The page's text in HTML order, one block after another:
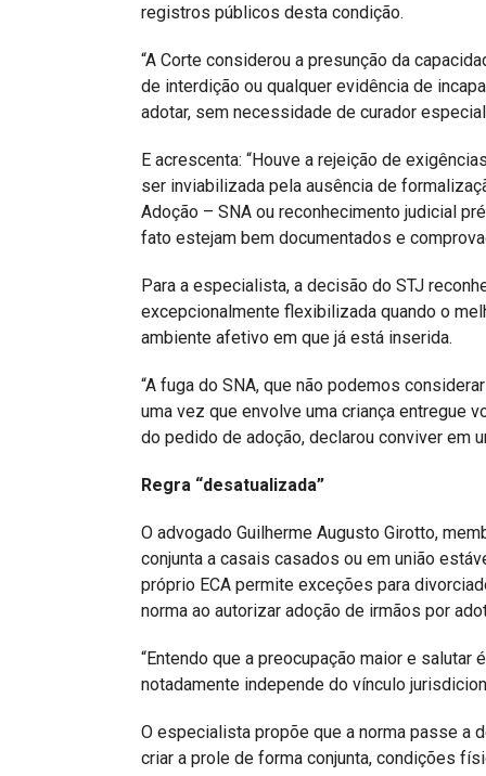
registros públicos desta condição.
“A Corte considerou a presunção da
de interdição ou qualquer evidência de
adotar, sem necessidade de curador
E acrescenta: “Houve a rejeição de
ser inviabilizada pela ausência de
Adoção – SNA ou reconhecimento judicial
fato estejam bem documentados e
Para a especialista, a decisão do STJ
excepcionalmente flexibilizada quando o
ambiente afetivo em que já está inserida.
“A fuga do SNA, que não podemos
uma vez que envolve uma criança entregue
do pedido de adoção, declarou conviver em
Regra “desatualizada”
O advogado Guilherme Augusto Girotto,
conjunta a casais casados ou em união
próprio ECA permite exceções para
norma ao autorizar adoção de irmãos por
“Entendo que a preocupação maior e
notadamente independe do vínculo
O especialista propõe que a norma passe a
criar a prole de forma conjunta, condições